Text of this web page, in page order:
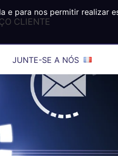
CLIENTE
JUNTE-SE A NÓS
e para nos permitir realizar